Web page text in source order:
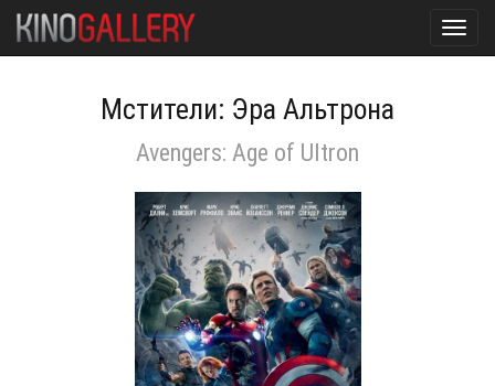
Мстители: Эра Альтрона
Avengers: Age of Ultron